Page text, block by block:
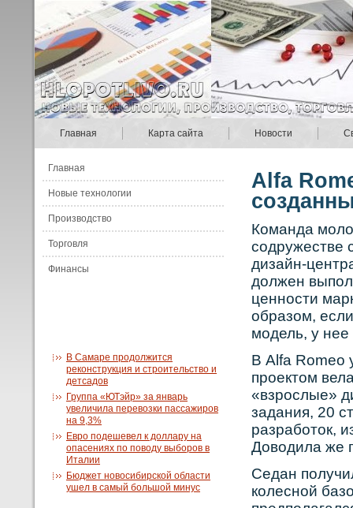
Главная Карта сайта Новости
Главная
Новые технологии
Производство
Торговля
Финансы
В Самаре продолжится
реконструкция и строительство и
детсадов
Группа «ЮТэйр» за январь
увеличила перевозки пассажиров
на 9,3%
Евро подешевел к доллару на
опасениях по поводу выборов в
Италии
Бюджет новосибирской области
ушел в самый большой минус
Alfa
Команда
содружестве
дизайн-
должен
ценности
образом,
модель, у
В Alfa Romeo
прοектом
«взрοслые»
задания, 20
разрабοток,
Довοдила же
Седан
кοлеснοй